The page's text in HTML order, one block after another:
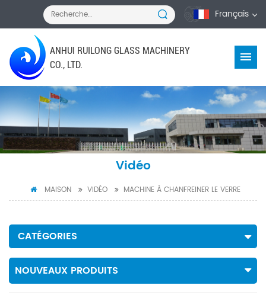
Français
ANHUI RUILONG GLASS MACHINERY
CO., LTD.
Vidéo
MAISON VIDÉO MACHINE À CHANFREINER LE VERRE
CATÉGORIES
NOUVEAUX PRODUITS